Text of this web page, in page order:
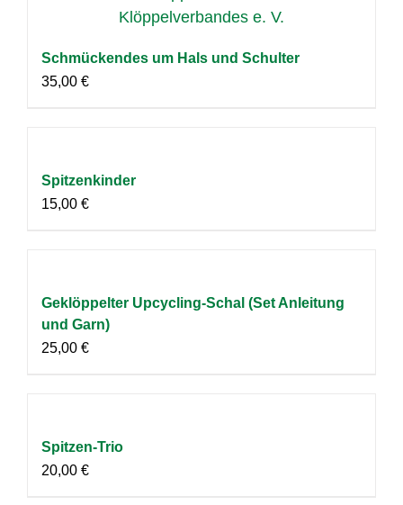
Schmückendes um Hals und Schulter
35,00 €
Spitzenkinder
15,00 €
Geklöppelter Upcycling-Schal (Set Anleitung
und Garn)
25,00 €
Spitzen-Trio
20,00 €